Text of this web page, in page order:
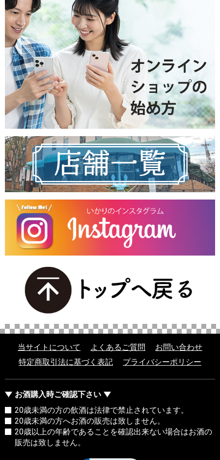
当サイトについて よくあるご質問
お問い合わせ
特定商取引法に基づく表記
プライバシーポリシー
お酒購入時ご確認下さい
20歳未満の方の飲酒は法律で禁止されています。
20歳未満の方へお酒の販売は致しません。
20歳以上の年齢であることを確認出来ない場合はお酒の
販売は致しません。